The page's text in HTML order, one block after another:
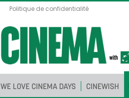
Politique de confidentialité
WE LOVE CINEMA DAYS CINEWISH